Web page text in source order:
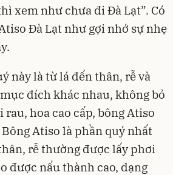
xem như chưa đi Đà Lạt”. Có
Đà Lạt như gợi nhớ sự nhẹ
này là từ lá đến thân, rễ và
đích khác nhau, không bỏ
hoa cao cấp, bông Atiso
Atiso là phần quý nhất
rễ thường được lấy phơi
được nấu thành cao, dạng